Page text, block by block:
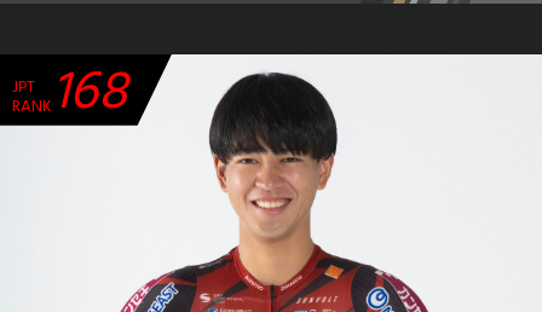
チーム・選手
競技ガイド
加盟・登録
エントリー
JPT
RANK 168